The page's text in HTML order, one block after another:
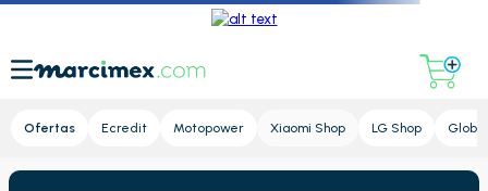
Ofertas Ecredit Motopower Xiaomi Shop LG Shop Global